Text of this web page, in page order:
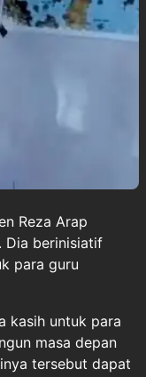
Reza Arap
Dia berinisiatif
para guru
kasih untuk para
masa depan
tersebut dapat